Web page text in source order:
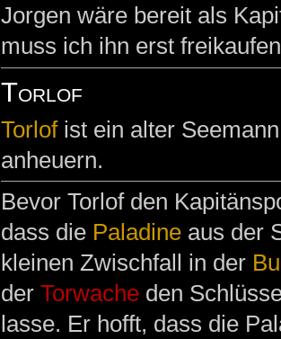
Jorgen wäre bereit als
muss ich ihn erst
Torlof
Torlofist ein alter
anheuern.
Bevor Torlof den
dass die Paladineaus der
kleinen Zwischfall in der
der Torwacheden
lasse. Er hofft, dass die